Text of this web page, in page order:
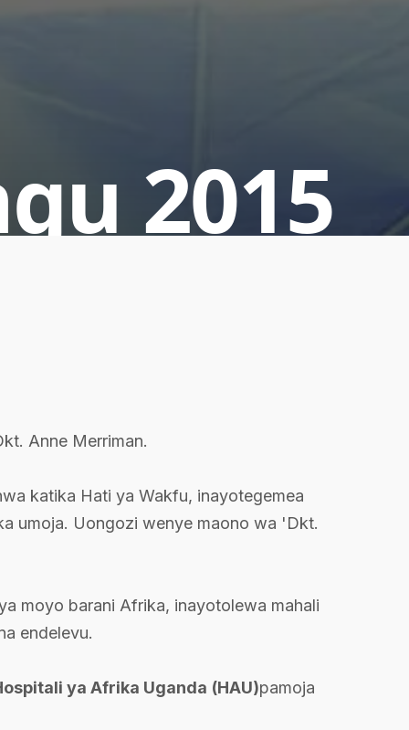
2015
Anne Merriman.
katika Hati ya Wakfu, inayotegemea
umoja. Uongozi wenye maono wa 'Dkt.
moyo barani Afrika, inayotolewa mahali
endelevu.
ya Afrika Uganda (HAU)pamoja